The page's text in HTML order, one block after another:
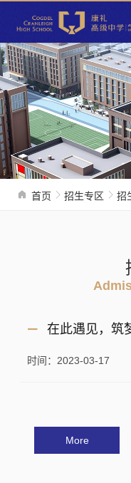
首页 招生专区 招
时间：2023-03-17
More